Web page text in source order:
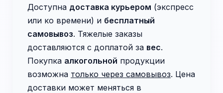
Доступна доставка курьером (экспресс
или ко времени) и бесплатный
самовывоз. Тяжелые заказы
доставляются с доплатой за вес.
Покупка алкогольной продукции
возможна только через самовывоз. Цена
доставки может меняться в